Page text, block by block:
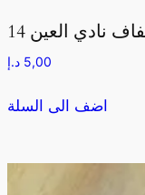
5,00 د.إ
اضف الى السلة